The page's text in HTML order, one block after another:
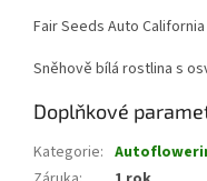
Fair Seeds Auto
Sněhově bílá rostlina s
Doplňkové
Kategorie: